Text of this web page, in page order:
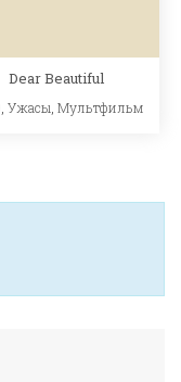
Dear Beautiful
Ужасы ,Мультфильм